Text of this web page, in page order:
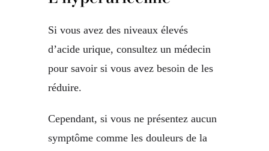
Si vous avez des niveaux élevés
d’acide urique, consultez un médecin
pour savoir si vous avez besoin de les
réduire.
Cependant, si vous ne présentez aucun
symptôme comme les douleurs de la